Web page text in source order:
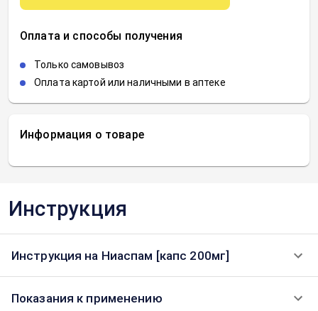
Информация о товаре
Оплата и способы получения
Только самовывоз
Оплата картой или наличными в аптеке
Инструкция
Инструкция на Ниаспам [капс 200мг]
Показания к применению